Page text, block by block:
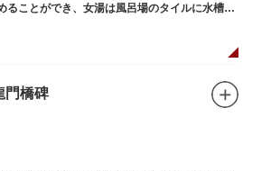
ることができ、女湯は風呂場のタイルに水槽が
でいます。
門橋碑